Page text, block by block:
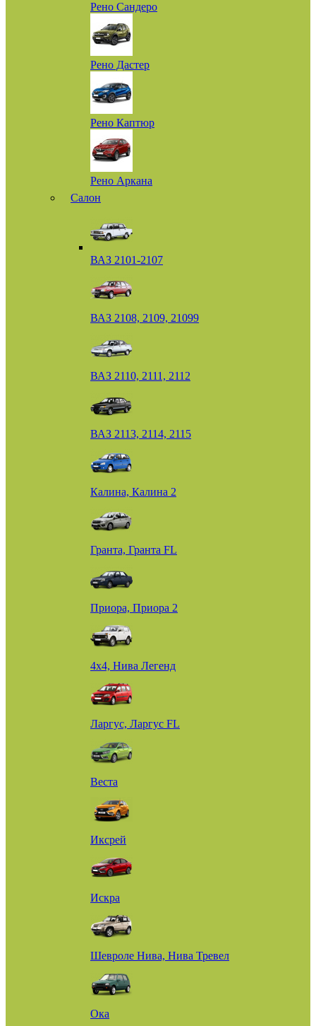
Рено Сандеро
Рено Дастер
Рено Каптюр
Рено Аркана
Салон
ВАЗ 2101-2107
ВАЗ 2108, 2109, 21099
ВАЗ 2110, 2111, 2112
ВАЗ 2113, 2114, 2115
Калина, Калина 2
Гранта, Гранта FL
Приора, Приора 2
4х4, Нива Легенд
Ларгус, Ларгус FL
Веста
Иксрей
Искра
Шевроле Нива, Нива Тревел
Ока